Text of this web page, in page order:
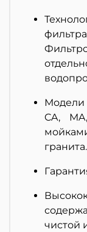
Модели
CA,
гранита.
чистой